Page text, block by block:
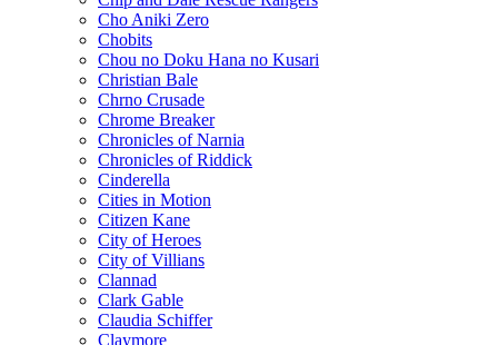
Cho Aniki Zero
Chobits
Chou no Doku Hana no Kusari
Christian Bale
Chrno Crusade
Chrome Breaker
Chronicles of Narnia
Chronicles of Riddick
Cinderella
Cities in Motion
Citizen Kane
City of Heroes
City of Villians
Clannad
Clark Gable
Claudia Schiffer
Claymore